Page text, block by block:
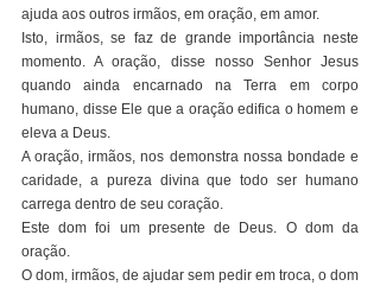
ajuda aos outros irmãos, em oração, em amor.
Isto, irmãos, se faz de grande importância neste
momento. A oração, disse nosso Senhor Jesus
quando ainda encarnado na Terra em corpo
humano, disse Ele que a oração edifica o homem e
eleva a Deus.
A oração, irmãos, nos demonstra nossa bondade e
caridade, a pureza divina que todo ser humano
carrega dentro de seu coração.
Este dom foi um presente de Deus. O dom da
oração.
O dom, irmãos, de ajudar sem pedir em troca, o dom